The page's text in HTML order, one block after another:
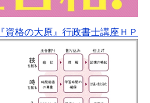
『資格の大原』行政書士講座ＨＰ